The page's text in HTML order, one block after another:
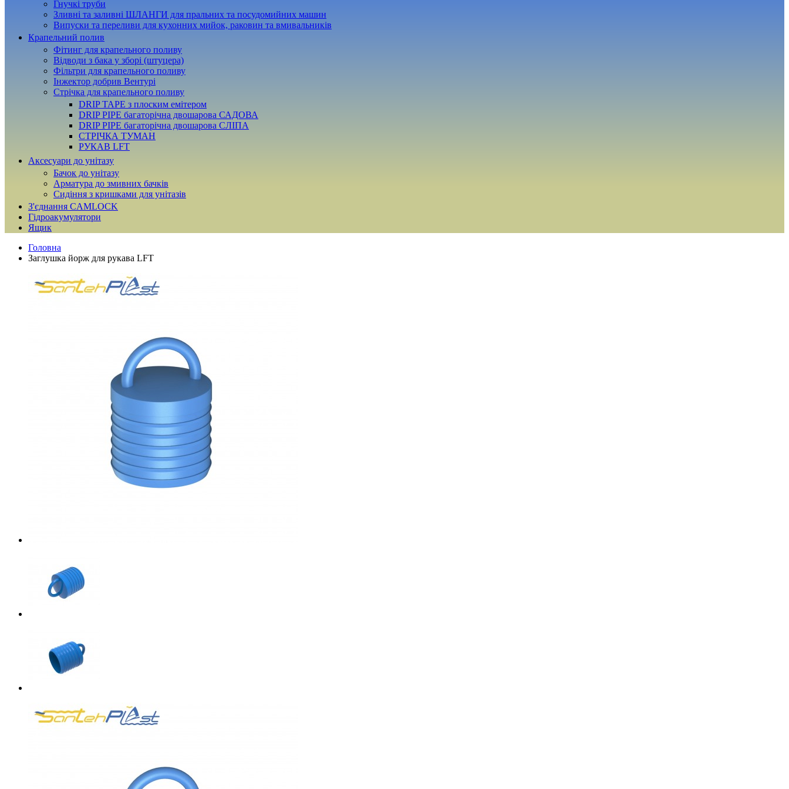
Гнучкі труби
Зливні та заливні ШЛАНГИ для пральних та посудомийних машин
Випуски та переливи для кухонних мийок, раковин та вмивальників
Крапельний полив
Фітинг для крапельного поливу
Відводи з бака у зборі (штуцера)
Фільтри для крапельного поливу
Інжектор добрив Вентурі
Стрічка для крапельного поливу
DRIP TAPE з плоским емітером
DRIP PIPE багаторічна двошарова САДОВА
DRIP PIPE багаторічна двошарова СЛІПА
СТРІЧКА ТУМАН
РУКАВ LFT
Аксесуари до унітазу
Бачок до унітазу
Арматура до змивних бачків
Сидіння з кришками для унітазів
З'єднання CAMLOCK
Гідроакумулятори
Ящик
Головна
Заглушка йорж для рукава LFT